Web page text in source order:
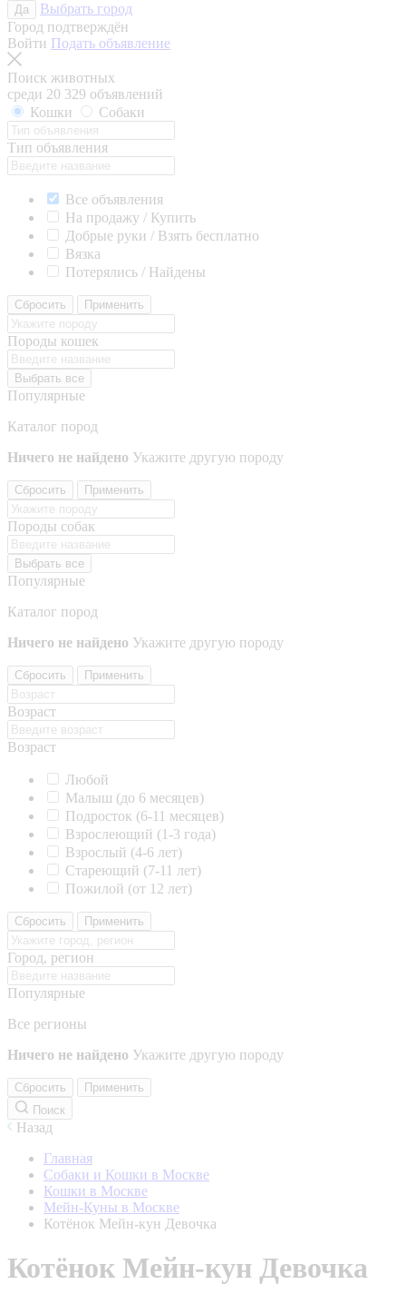
Да
Выбрать город
Город подтверждён
Войти Подать объявление
Поиск животных
среди 20 329 объявлений
Кошки
Собаки
Тип объявления
Все объявления
На продажу / Купить
Добрые руки / Взять бесплатно
Вязка
Потерялись / Найдены
Сбросить Применить
Породы кошек
Выбрать все
Популярные
Каталог пород
Ничего не найдено Укажите другую породу
Сбросить Применить
Породы собак
Выбрать все
Популярные
Каталог пород
Ничего не найдено Укажите другую породу
Сбросить Применить
Возраст
Возраст
Любой
Малыш (до 6 месяцев)
Подросток (6-11 месяцев)
Взрослеющий (1-3 года)
Взрослый (4-6 лет)
Стареющий (7-11 лет)
Пожилой (от 12 лет)
Сбросить Применить
Город, регион
Популярные
Все регионы
Ничего не найдено Укажите другую породу
Сбросить
Применить
Поиск
Назад
Главная
Собаки и Кошки в Москве
Кошки в Москве
Мейн-Куны в Москве
Котёнок Мейн-кун Девочка
Котёнок Мейн-кун Девочка